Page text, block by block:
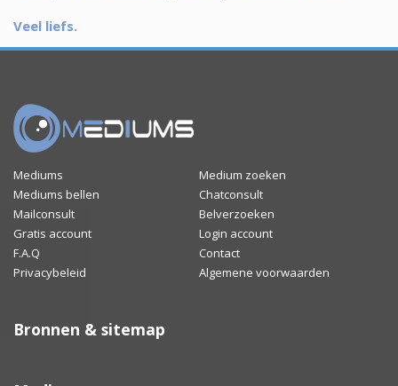
Veel liefs.
Mediums
Medium zoeken
Mediums bellen
Chatconsult
Mailconsult
Belverzoeken
Gratis account
Login account
F.A.Q
Contact
Privacybeleid
Algemene voorwaarden
Bronnen & sitemap